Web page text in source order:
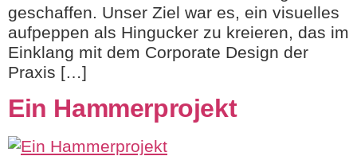
geschaffen. Unser Ziel war es, ein visuelles
aufpeppen als Hingucker zu kreieren, das im
Einklang mit dem Corporate Design der
Praxis […]
Ein Hammerprojekt